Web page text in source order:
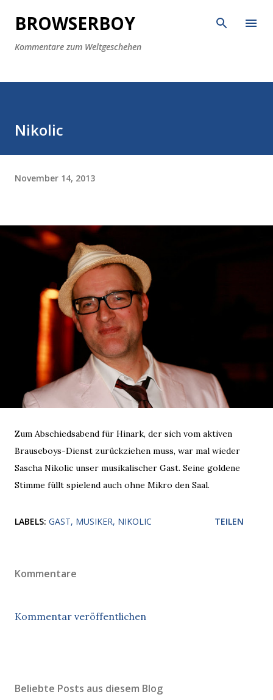
Direkt zum Hauptbereich
BROWSERBOY
Kommentare zum Weltgeschehen
Nikolic
November 14, 2013
Zum Abschiedsabend für Hinark, der sich vom aktiven
Brauseboys-Dienst zurückziehen muss, war mal wieder
Sascha Nikolic unser musikalischer Gast. Seine goldene
Stimme füllt spielend auch ohne Mikro den Saal.
LABELS: GAST MUSIKER NIKOLIC TEILEN
Kommentare
Kommentar veröffentlichen
Beliebte Posts aus diesem Blog